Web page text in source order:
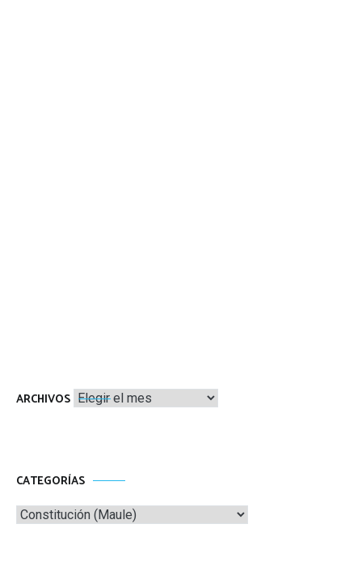
ARCHIVOS Archivos
CATEGORÍAS
Categorías